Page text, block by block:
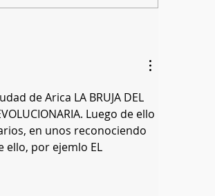
de Arica LA BRUJA DEL
Luego de ello
en unos reconociendo
ello, por ejemlo EL